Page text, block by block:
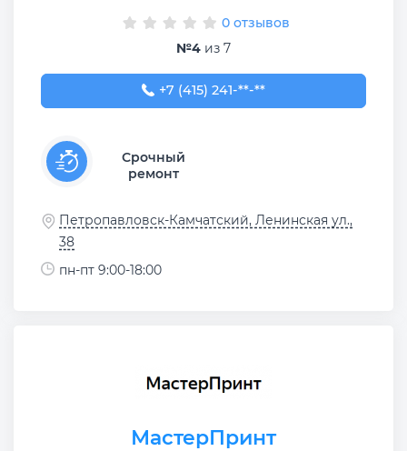
0 отзывов
№4 из 7
+7 (415) 241-22-70
+7 (415) 241-**-**
Срочный
ремонт
Петропавловск-Камчатский, Ленинская ул.,
38
пн-пт 9:00-18:00
МастерПринт